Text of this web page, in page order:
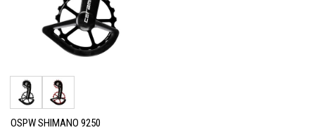
OSPW SHIMANO 9250